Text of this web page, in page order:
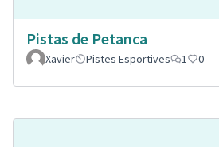
Pistas de Petanca
Xavier
Pistes Esportives 1 0